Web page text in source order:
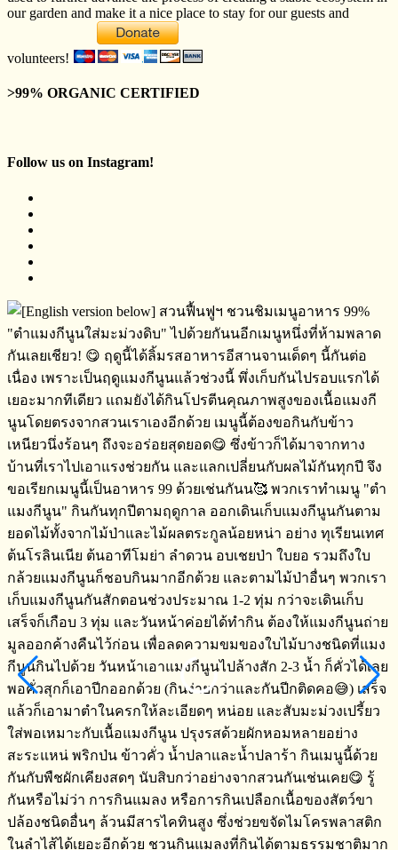
our garden and make it a nice place to stay for our guests and
volunteers!
>99% ORGANIC CERTIFIED
Follow us on Instagram!